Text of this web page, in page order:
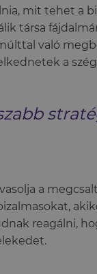
mit tehet a
társa
való
a
a
reagálni,